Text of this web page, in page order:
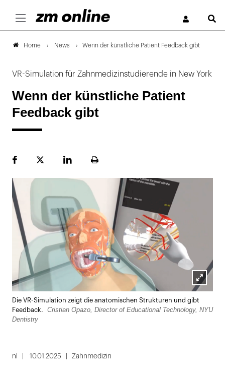
Home News Wenn der künstliche Patient Feedback gibt
VR-Simulation für Zahnmedizinstudierende in New York
Wenn der künstliche Patient
Feedback gibt
FacebookPlattformLinekdInSeite
Lightbox
öffnen
Die VR-Simulation zeigt die anatomischen Strukturen und gibt
Feedback.
Cristian Opazo, Director of Educational Technology, NYU
Dentistry
nl 10.01.2025 Zahnmedizin